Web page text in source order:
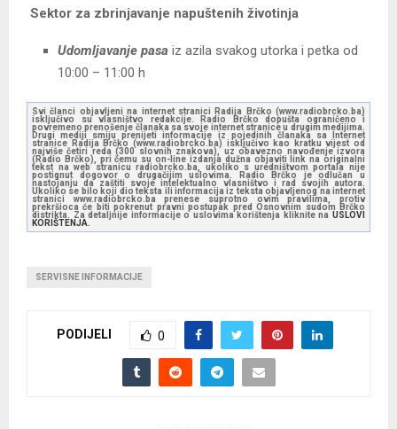
Sektor za zbrinjavanje napuštenih životinja
Udomljavanje pasa iz azila svakog utorka i petka od
10:00 – 11:00 h
Svi članci objavljeni na internet stranici Radija Brčko (www.radiobrcko.ba)
isključivo su vlasništvo redakcije. Radio Brčko dopušta ograničeno i
povremeno prenošenje članaka sa svoje internet stranice u drugim medijima.
Drugi mediji smiju prenijeti informacije iz pojedinih članaka sa Internet
stranice Radija Brčko (www.radiobrcko.ba) isključivo kao kratku vijest od
najviše četiri reda (300 slovnih znakova), uz obavezno navođenje izvora
(Radio Brčko), pri čemu su on-line izdanja dužna objaviti link na originalni
tekst na web stranicu radiobrcko.ba, ukoliko s uredništvom portala nije
postignut dogovor o drugačijim uslovima. Radio Brčko je odlučan u
nastojanju da zaštiti svoje intelektualno vlasništvo i rad svojih autora.
Ukoliko se bilo koji dio teksta ili informacija iz teksta objavljenog na internet
stranici www.radiobrcko.ba prenese suprotno ovim pravilima, protiv
prekršioca će biti pokrenut pravni postupak pred Osnovnim sudom Brčko
distrikta. Za detaljnije informacije o uslovima korištenja kliknite na USLOVI
KORIŠTENJA.
SERVISNE INFORMACIJE
PODIJELI 0